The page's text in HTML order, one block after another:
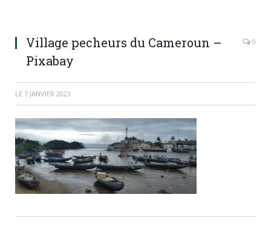
Village pecheurs du Cameroun –
Pixabay
0
LE 7 JANVIER 2023